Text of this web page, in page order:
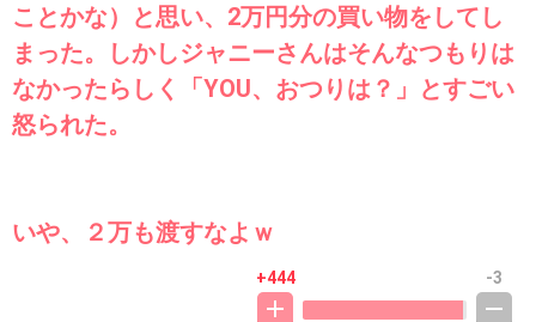
ことかな）と思い、2万円分の買い物をしてし
まった。しかしジャニーさんはそんなつもりは
なかったらしく「YOU、おつりは？」とすごい
怒られた。
いや、２万も渡すなよｗ
+444 -3